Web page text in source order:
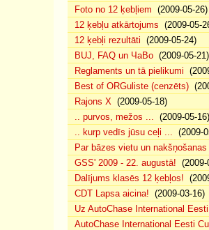
Foto no 12 ķebļiem (2009-05-26)
12 ķebļu atkārtojums (2009-05-
12 ķebļi rezultāti (2009-05-24)
BUJ, FAQ un ЧаВо (2009-05-21)
Reglaments un tā pielikumi
Best of ORGuliste (cenzēts)
Rajons X (2009-05-18)
.. purvos, mežos ... (2009-05-16)
.. kurp vedīs jūsu ceļi ... (2009-
Par bāzes vietu un
GSS' 2009 - 22. augustā! (2009-
Dalījums klasēs 12 ķebļos!
CDT Lapsa aicina! (2009-03-16)
Uz AutoChase International
AutoChase International Eesti